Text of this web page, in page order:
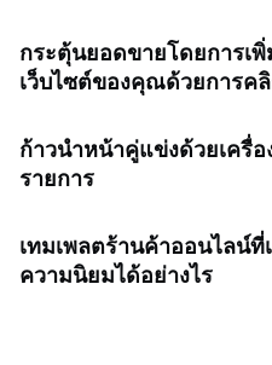
กระตุ้นยอดขายโดยการ
เว็บไซต์ของคุณด้วยการค
ก้าวนำหน้าคู่แข่งด้วยเครื่
รายการ
เทมเพลตร้านค้าออนไลน์
ความนิยมได้อย่างไร